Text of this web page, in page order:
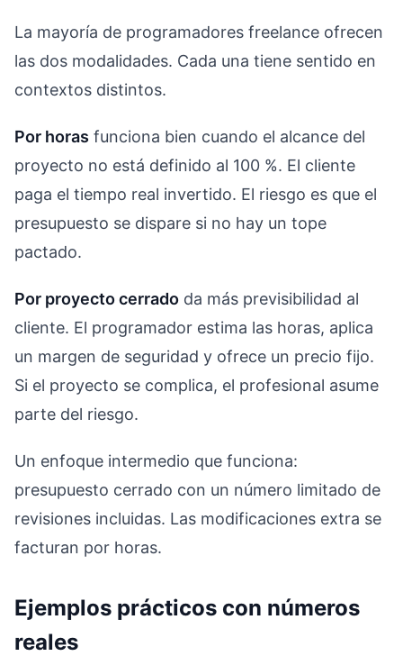
La mayoría de programadores freelance ofrecen
las dos modalidades. Cada una tiene sentido en
contextos distintos.
Por horas funciona bien cuando el alcance del
proyecto no está definido al 100 %. El cliente
paga el tiempo real invertido. El riesgo es que el
presupuesto se dispare si no hay un tope
pactado.
Por proyecto cerrado da más previsibilidad al
cliente. El programador estima las horas, aplica
un margen de seguridad y ofrece un precio fijo.
Si el proyecto se complica, el profesional asume
parte del riesgo.
Un enfoque intermedio que funciona:
presupuesto cerrado con un número limitado de
revisiones incluidas. Las modificaciones extra se
facturan por horas.
Ejemplos prácticos con números
reales